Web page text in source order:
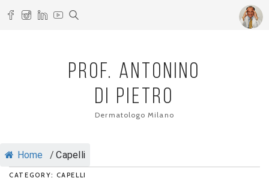
PROF. ANTONINO
DI PIETRO
Dermatologo Milano
Home / Capelli
CATEGORY: CAPELLI